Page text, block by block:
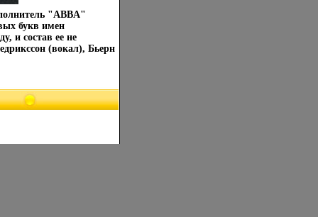
"ABBA"
букв имен
и состав ее не
(вокал), Бьерн